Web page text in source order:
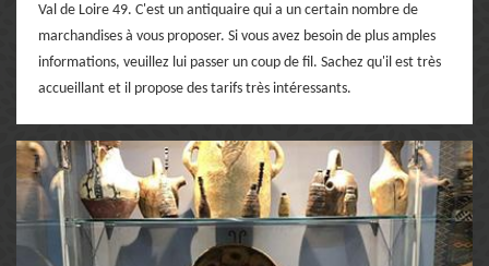
Val de Loire 49. C'est un antiquaire qui a un certain nombre de
marchandises à vous proposer. Si vous avez besoin de plus amples
informations, veuillez lui passer un coup de fil. Sachez qu'il est très
accueillant et il propose des tarifs très intéressants.